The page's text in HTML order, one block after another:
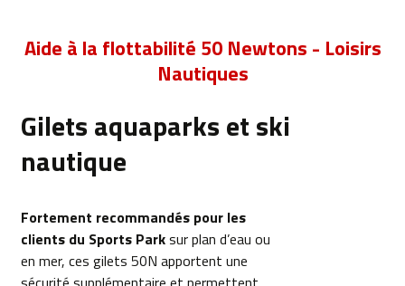
Aide à la flottabilité 50 Newtons - Loisirs
Nautiques
Gilets aquaparks et ski
nautique
Fortement recommandés pour les
clients du Sports Parksur plan d’eau ou
en mer, ces gilets 50N apportent une